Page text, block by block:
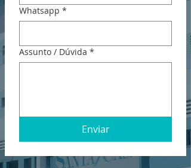
Whatsapp *
Assunto / Dúvida *
Enviar